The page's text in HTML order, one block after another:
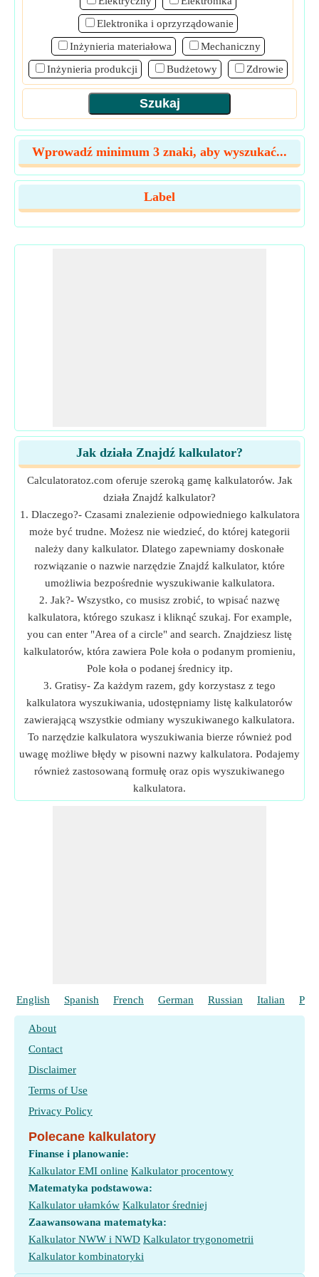
Elektronika i oprzyrządowanie
Inżynieria materiałowa
Mechaniczny
Inżynieria produkcji
Budżetowy Zdrowie
Wprowadź minimum 3 znaki, aby wyszukać...
Label
Jak działa Znajdź kalkulator?
Calculatoratoz.com oferuje szeroką gamę kalkulatorów. Jak
działa Znajdź kalkulator?
1. Dlaczego?- Czasami znalezienie odpowiedniego kalkulatora
może być trudne. Możesz nie wiedzieć, do której kategorii
należy dany kalkulator. Dlatego zapewniamy doskonałe
rozwiązanie o nazwie narzędzie Znajdź kalkulator, które
umożliwia bezpośrednie wyszukiwanie kalkulatora.
2. Jak?- Wszystko, co musisz zrobić, to wpisać nazwę
kalkulatora, którego szukasz i kliknąć szukaj. For example,
you can enter "Area of a circle" and search. Znajdziesz listę
kalkulatorów, która zawiera Pole koła o podanym promieniu,
Pole koła o podanej średnicy itp.
3. Gratisy- Za każdym razem, gdy korzystasz z tego
kalkulatora wyszukiwania, udostępniamy listę kalkulatorów
zawierającą wszystkie odmiany wyszukiwanego kalkulatora.
To narzędzie kalkulatora wyszukiwania bierze również pod
uwagę możliwe błędy w pisowni nazwy kalkulatora. Podajemy
również zastosowaną formułę oraz opis wyszukiwanego
kalkulatora.
English Spanish French German Russian Italian
About
Contact
Disclaimer
Terms of Use
Privacy Policy
Polecane kalkulatory
Finanse i planowanie:
Kalkulator EMI online Kalkulator procentowy
Matematyka podstawowa:
Kalkulator ułamków Kalkulator średniej
Zaawansowana matematyka:
Kalkulator NWW i NWD Kalkulator trygonometrii
Kalkulator kombinatoryki